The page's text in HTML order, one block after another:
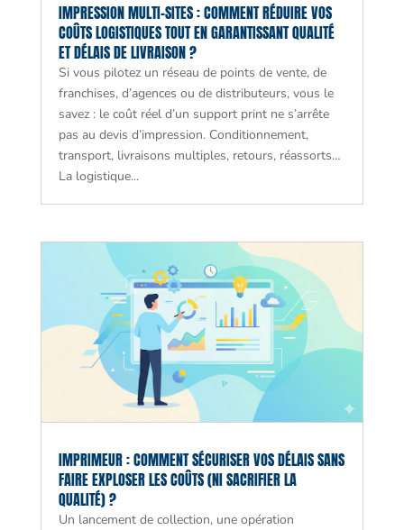
IMPRESSION MULTI-SITES : COMMENT RÉDUIRE VOS
COÛTS LOGISTIQUES TOUT EN GARANTISSANT QUALITÉ
ET DÉLAIS DE LIVRAISON ?
Si vous pilotez un réseau de points de vente, de
franchises, d’agences ou de distributeurs, vous le
savez : le coût réel d’un support print ne s’arrête
pas au devis d’impression. Conditionnement,
transport, livraisons multiples, retours, réassorts…
La logistique...
IMPRIMEUR : COMMENT SÉCURISER VOS DÉLAIS SANS
FAIRE EXPLOSER LES COÛTS (NI SACRIFIER LA
QUALITÉ) ?
Un lancement de collection, une opération